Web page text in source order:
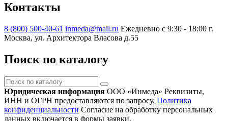
Контакты
8 (800) 500-40-61 inmeda@mail.ru Ежедневно с 9:30 - 18:00 г.
Москва, ул. Архитектора Власова д.55
Поиск по каталогу
Поиск
по
каталогу
Юридическая информация ООО «Инмеда» Реквизиты,
ИНН и ОГРН предоставляются по запросу. Политика
конфиденциальности Согласие на обработку персональных
данных включается в формы заявки.